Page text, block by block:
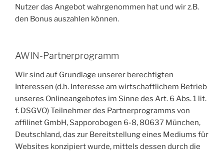
Nutzer das Angebot wahrgenommen hat und wir z.B.
den Bonus auszahlen können.
AWIN-Partnerprogramm
Wir sind auf Grundlage unserer berechtigten
Interessen (d.h. Interesse am wirtschaftlichem Betrieb
unseres Onlineangebotes im Sinne des Art. 6 Abs. 1 lit.
f. DSGVO) Teilnehmer des Partnerprogramms von
affilinet GmbH, Sapporobogen 6-8, 80637 München,
Deutschland, das zur Bereitstellung eines Mediums für
Websites konzipiert wurde, mittels dessen durch die